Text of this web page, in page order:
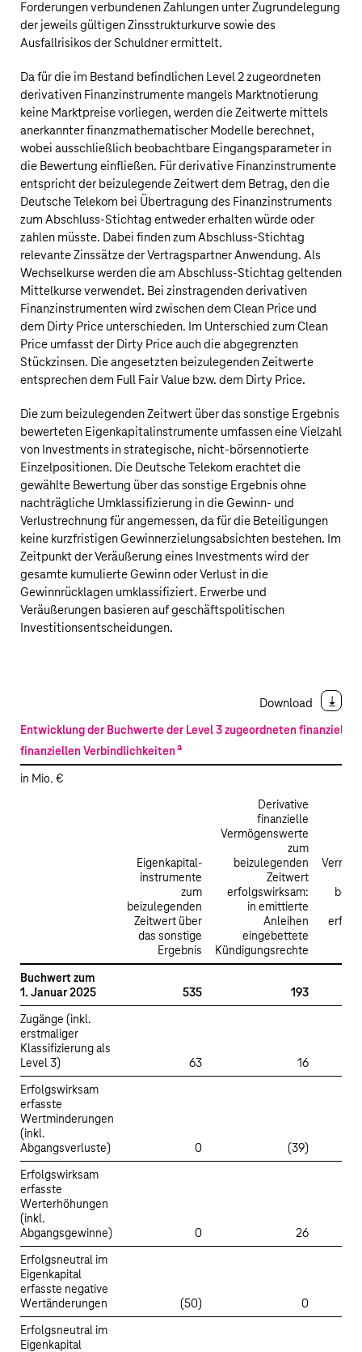
Forderungen verbundenen Zahlungen unter Zugrundelegung
der jeweils gültigen Zinsstrukturkurve sowie des
Ausfallrisikos der Schuldner ermittelt.
Da für die im Bestand befindlichen Level 2 zugeordneten
derivativen Finanzinstrumente mangels Marktnotierung
keine Marktpreise vorliegen, werden die Zeitwerte mittels
anerkannter finanzmathematischer Modelle berechnet,
wobei ausschließlich beobachtbare Eingangsparameter in
die Bewertung einfließen. Für derivative Finanzinstrumente
entspricht der beizulegende Zeitwert dem Betrag, den die
Deutsche Telekom bei Übertragung des Finanzinstruments
zum Abschluss-Stichtag entweder erhalten würde oder
zahlen müsste. Dabei finden zum Abschluss-Stichtag
relevante Zinssätze der Vertragspartner Anwendung. Als
Wechselkurse werden die am Abschluss-Stichtag geltenden
Mittelkurse verwendet. Bei zinstragenden derivativen
Finanzinstrumenten wird zwischen dem Clean Price und
dem Dirty Price unterschieden. Im Unterschied zum Clean
Price umfasst der Dirty Price auch die abgegrenzten
Stückzinsen. Die angesetzten beizulegenden Zeitwerte
entsprechen dem Full Fair Value bzw. dem Dirty Price.
Die zum beizulegenden Zeitwert über das sonstige Ergebnis
bewerteten Eigenkapitalinstrumente umfassen eine Vielzahl
von Investments in strategische, nicht-börsennotierte
Einzelpositionen. Die Deutsche Telekom erachtet die
gewählte Bewertung über das sonstige Ergebnis ohne
nachträgliche Umklassifizierung in die Gewinn- und
Verlustrechnung für angemessen, da für die Beteiligungen
keine kurzfristigen Gewinnerzielungsabsichten bestehen. Im
Zeitpunkt der Veräußerung eines Investments wird der
gesamte kumulierte Gewinn oder Verlust in die
Gewinnrücklagen umklassifiziert. Erwerbe und
Veräußerungen basieren auf geschäftspolitischen
Investitionsentscheidungen.
Download
Entwicklung der Buchwerte der Level 3 zugeordneten
finanziellen Verbindlichkeitena
in Mio. €
Eigenkapital­
instrumente
zum
beizulegenden
Zeitwert über
das sonstige
Ergebnis
Derivative
finanzielle
Vermögenswerte
zum
beizulegenden
Zeitwert
erfolgswirksam:
in emittierte
Anleihen
eingebettete
Kündigungsrechte
Buchwert zum
1. Januar 2025
535 193
Zugänge (inkl.
erstmaliger
Klassifizierung als
Level 3)
63 16
Erfolgswirksam
erfasste
Wertminderungen
(inkl.
Abgangsverluste)
0 (39)
Erfolgswirksam
erfasste
Werterhöhungen
(inkl.
Abgangsgewinne)
0 26
Erfolgsneutral im
Eigenkapital
erfasste negative
Wertänderungen
(50) 0
Erfolgsneutral im
Eigenkapital